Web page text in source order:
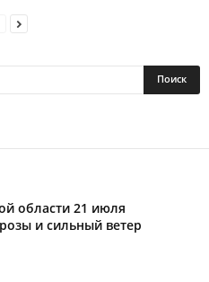
области 21 июля
и сильный ветер